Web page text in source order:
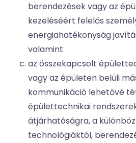
berendezések vagy az
kezeléséért felelős
energiahatékonyság
valamint
az összekapcsolt
vagy az épületen belüli
kommunikáció lehetővé
épülettechnikai
átjárhatóságra, a
technológiáktól,